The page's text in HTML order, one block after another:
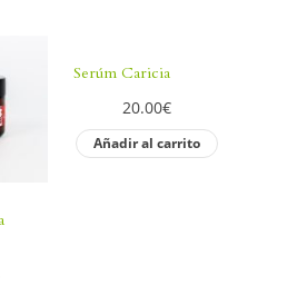
Serúm Caricia
20.00€
Añadir al carrito